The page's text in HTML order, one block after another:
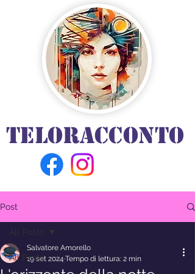
TELORACCONTO
Post
All Posts
Salvatore Amorello
19 set 2024 Tempo di lettura: 2 min